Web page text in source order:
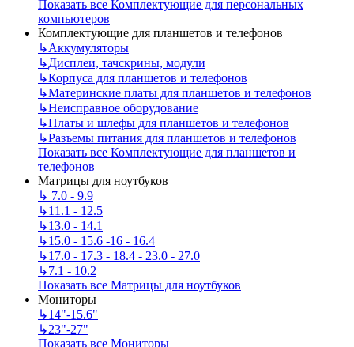
Показать все Комплектующие для персональных
компьютеров
Комплектующие для планшетов и телефонов
↳Аккумуляторы
↳Дисплеи, тачскрины, модули
↳Корпуса для планшетов и телефонов
↳Материнские платы для планшетов и телефонов
↳Неисправное оборудование
↳Платы и шлефы для планшетов и телефонов
↳Разъемы питания для планшетов и телефонов
Показать все Комплектующие для планшетов и
телефонов
Матрицы для ноутбуков
↳ 7.0 - 9.9
↳11.1 - 12.5
↳13.0 - 14.1
↳15.0 - 15.6 -16 - 16.4
↳17.0 - 17.3 - 18.4 - 23.0 - 27.0
↳7.1 - 10.2
Показать все Матрицы для ноутбуков
Мониторы
↳14"-15.6"
↳23"-27"
Показать все Мониторы